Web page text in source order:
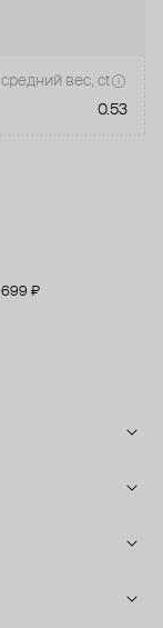
средний вес, ct
0.53
699 ₽